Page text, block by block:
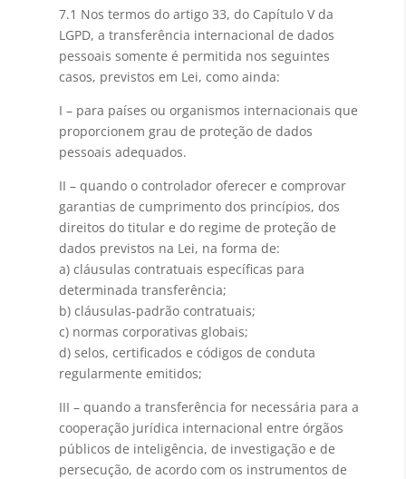
7.1 Nos termos do artigo 33, do Capítulo V da
LGPD, a transferência internacional de dados
pessoais somente é permitida nos seguintes
casos, previstos em Lei, como ainda:
I – para países ou organismos internacionais que
proporcionem grau de proteção de dados
pessoais adequados.
II – quando o controlador oferecer e comprovar
garantias de cumprimento dos princípios, dos
direitos do titular e do regime de proteção de
dados previstos na Lei, na forma de:
a) cláusulas contratuais específicas para
determinada transferência;
b) cláusulas-padrão contratuais;
c) normas corporativas globais;
d) selos, certificados e códigos de conduta
regularmente emitidos;
III – quando a transferência for necessária para a
cooperação jurídica internacional entre órgãos
públicos de inteligência, de investigação e de
persecução, de acordo com os instrumentos de